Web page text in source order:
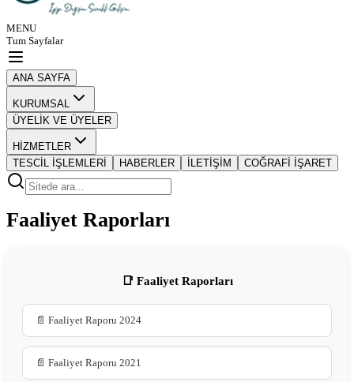
MENU
Tum Sayfalar
ANA SAYFA
KURUMSAL
ÜYELİK VE ÜYELER
HİZMETLER
TESCİL İŞLEMLERİ
HABERLER İLETİŞİM COĞRAFİ İŞARET
Faaliyet Raporları
📑 Faaliyet Raporları
📄 Faaliyet Raporu 2024
📄 Faaliyet Raporu 2021